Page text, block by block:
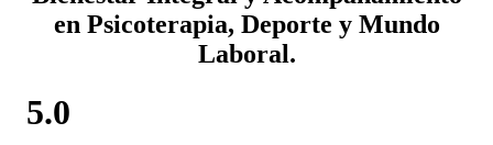
en Psicoterapia, Deporte y Mundo
Laboral.
5.0